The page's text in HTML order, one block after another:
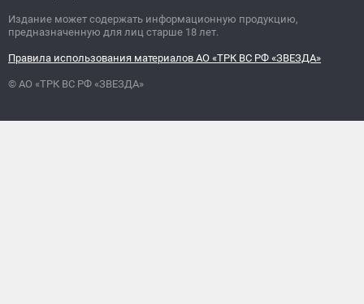
Издание может содержать информационную продукцию,
предназначенную для лиц старше 18 лет.
Правила использования материалов АО «ТРК ВС РФ «ЗВЕЗДА»
© АО «ТРК ВС РФ «ЗВЕЗДА»